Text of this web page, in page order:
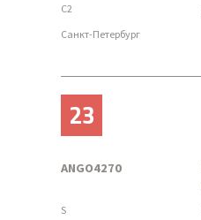
C2
Санкт-Петербург
23
ANGO4270
S